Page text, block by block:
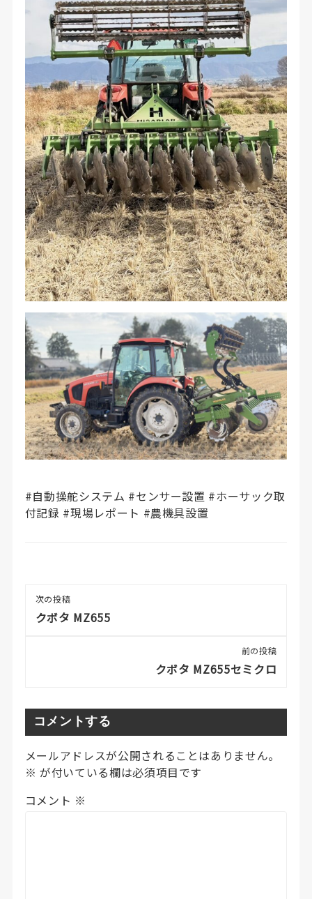
#自動操舵システム #センサー設置 #ホーサック取
付記録 #現場レポート #農機具設置
次の投稿
クボタ MZ655
前の投稿
クボタ MZ655セミクロ
コメントする
メールアドレスが公開されることはありません。
※ が付いている欄は必須項目です
コメント ※